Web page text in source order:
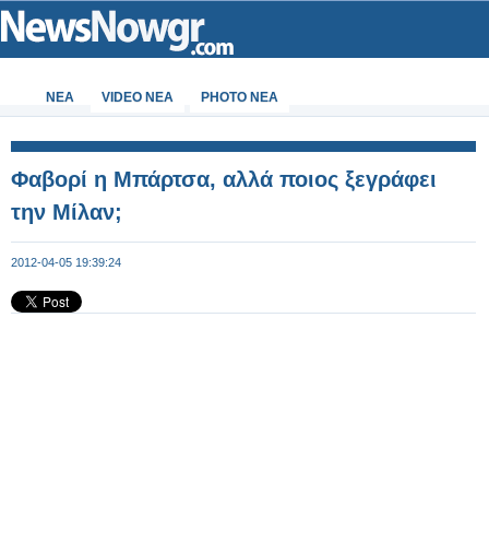
ΝΕΑ VIDEO NEA PHOTO NEA
Φαβορί η Μπάρτσα, αλλά ποιος ξεγράφει
την Μίλαν;
2012-04-05 19:39:24